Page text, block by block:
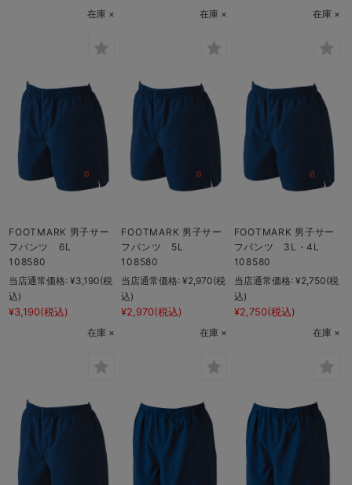
在庫 ×
在庫 ×
在庫 ×
FOOTMARK 男子サー
フパンツ 6L
108580
当店通常価格: ¥3,190(税
込)
¥3,190(税込)
在庫 ×
FOOTMARK 男子サー
フパンツ 5L
108580
当店通常価格: ¥2,970(税
込)
¥2,970(税込)
在庫 ×
FOOTMARK 男子サー
フパンツ 3L・4L
108580
当店通常価格: ¥2,750(税
込)
¥2,750(税込)
在庫 ×